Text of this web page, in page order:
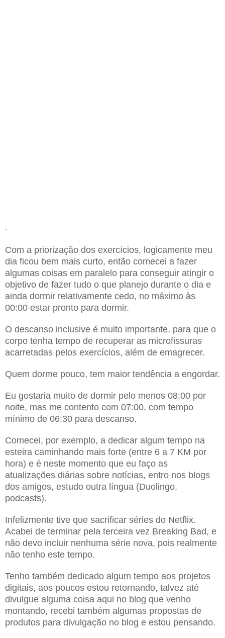
.
Com a priorização dos exercícios, logicamente meu
dia ficou bem mais curto, então comecei a fazer
algumas coisas em paralelo para conseguir atingir o
objetivo de fazer tudo o que planejo durante o dia e
ainda dormir relativamente cedo, no máximo às
00:00 estar pronto para dormir.
O descanso inclusive é muito importante, para que o
corpo tenha tempo de recuperar as microfissuras
acarretadas pelos exercícios, além de emagrecer.
Quem dorme pouco, tem maior tendência a engordar.
Eu gostaria muito de dormir pelo menos 08:00 por
noite, mas me contento com 07:00, com tempo
mínimo de 06:30 para descanso.
Comecei, por exemplo, a dedicar algum tempo na
esteira caminhando mais forte (entre 6 a 7 KM por
hora) e é neste momento que eu faço as
atualizações diárias sobre notícias, entro nos blogs
dos amigos, estudo outra língua (Duolingo,
podcasts).
Infelizmente tive que sacrificar séries do Netflix.
Acabei de terminar pela terceira vez Breaking Bad, e
não devo incluir nenhuma série nova, pois realmente
não tenho este tempo.
Tenho também dedicado algum tempo aos projetos
digitais, aos poucos estou retornando, talvez até
divulgue alguma coisa aqui no blog que venho
montando, recebi também algumas propostas de
produtos para divulgação no blog e estou pensando.